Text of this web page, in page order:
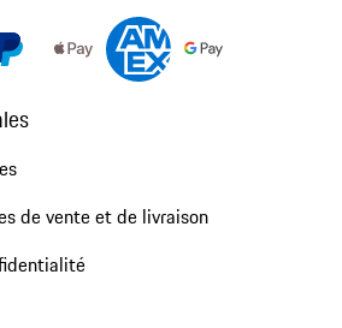
de vente et de livraison